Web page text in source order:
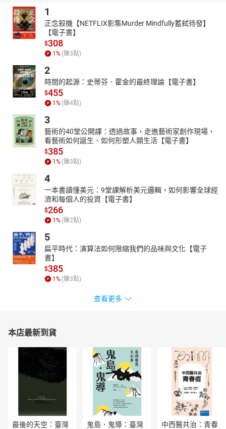
1
正念殺機【NETFLIX影集Murder Mindfully蓄弒待發】
【電子書】
$308
1 % (賺3點)
2
時間的起源：史蒂芬．霍金的最終理論【電子書】
$455
1 % (賺4點)
3
藝術的40堂公開課：透過故事，走進藝術家創作現場，
看藝術如何誕生、如何形塑人類生活【電子書】
$385
1 % (賺3點)
4
一本書讀懂美元：9堂課解析美元邏輯，如何影響全球經
濟和每個人的投資【電子書】
$266
1 % (賺2點)
5
扁平時代：演算法如何限縮我們的品味與文化【電子
書】
$385
1 % (賺3點)
查看更多
本店最新到貨
最後的天空：臺灣
鬼島．鬼導：臺灣
中西醫共治：青春